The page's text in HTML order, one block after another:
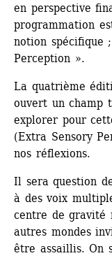
en perspective
programmation
notion spécifique
Perception ».
La quatrième
ouvert un champ
explorer pour
(Extra Sensory
nos réflexions.
Il sera question
à des voix
centre de gravité
autres mondes
être assaillis. On